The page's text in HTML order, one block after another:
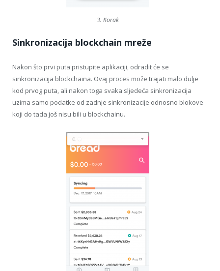
3. Korak
Sinkronizacija blockchain mreže
Nakon što prvi puta pristupite aplikaciji, odradit će se
sinkronizacija blockchaina. Ovaj proces može trajati malo dulje
kod prvog puta, ali nakon toga svaka sljedeća sinkronizacija
uzima samo podatke od zadnje sinkronizacije odnosno blokove
koji do tada još nisu bili u blockchainu.